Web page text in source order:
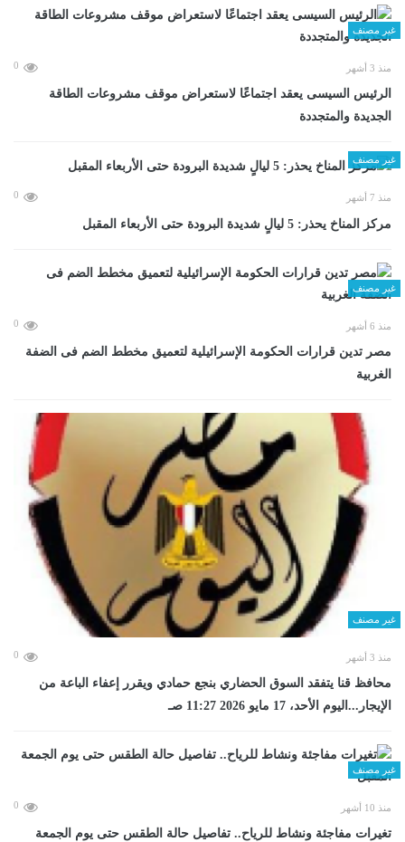
غير مصنف
منذ 3 أشهر 0
الرئيس السيسى يعقد اجتماعًا لاستعراض موقف مشروعات الطاقة
الجديدة والمتجددة
غير مصنف
منذ 7 أشهر 0
مركز المناخ يحذر: 5 ليالٍ شديدة البرودة حتى الأربعاء المقبل
غير مصنف
منذ 6 أشهر 0
مصر تدين قرارات الحكومة الإسرائيلية لتعميق مخطط الضم فى الضفة
الغربية
غير مصنف
منذ 3 أشهر 0
محافظ قنا يتفقد السوق الحضاري بنجع حمادي ويقرر إعفاء الباعة من
الإيجار...اليوم الأحد، 17 مايو 2026 11:27 صـ
غير مصنف
منذ 10 أشهر 0
تغيرات مفاجئة ونشاط للرياح.. تفاصيل حالة الطقس حتى يوم الجمعة